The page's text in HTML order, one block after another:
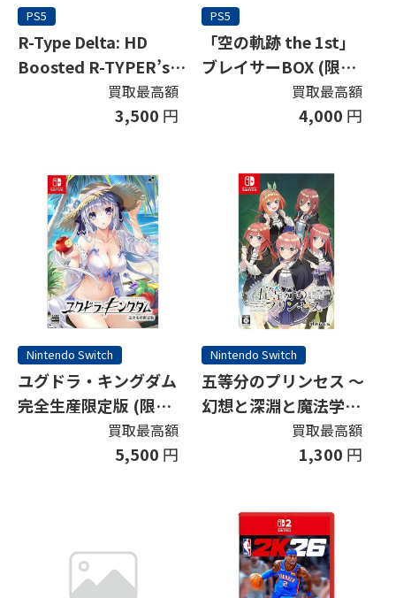
PS5
R-Type Delta: HD
Boosted R-TYPER’s
PREMIUM EDITION
買取最高額
3,500 円
PS5
「空の軌跡 the 1st」
ブレイサーBOX (限定
買取最高額
4,000 円
Nintendo Switch
ユグドラ・キングダム
完全生産限定版 (限定
買取最高額
5,500 円
Nintendo Switch
五等分のプリンセス ～
幻想と深淵と魔法学院
買取最高額
1,300 円